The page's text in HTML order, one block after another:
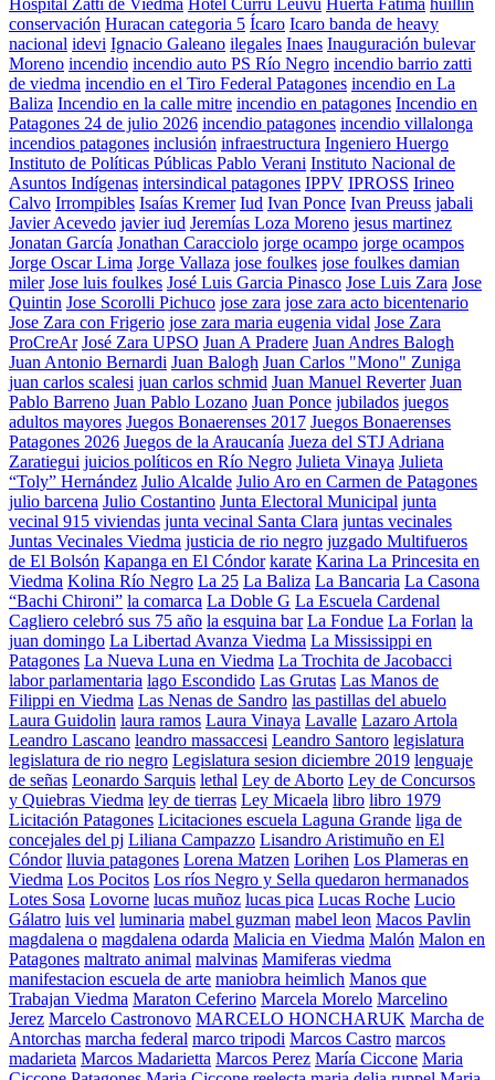
Hospital Zatti de Viedma Hotel Currú Leuvú Huerta Fatima huillín
conservación Huracan categoria 5 Ícaro Icaro banda de heavy
nacional idevi Ignacio Galeano ilegales Inaes Inauguración bulevar
Moreno incendio incendio auto PS Río Negro incendio barrio zatti
de viedma incendio en el Tiro Federal Patagones incendio en La
Baliza Incendio en la calle mitre incendio en patagones Incendio en
Patagones 24 de julio 2026 incendio patagones incendio villalonga
incendios patagones inclusión infraestructura Ingeniero Huergo
Instituto de Políticas Públicas Pablo Verani Instituto Nacional de
Asuntos Indígenas intersindical patagones IPPV IPROSS Irineo
Calvo Irrompibles Isaías Kremer Iud Ivan Ponce Ivan Preuss jabali
Javier Acevedo javier iud Jeremías Loza Moreno jesus martinez
Jonatan García Jonathan Caracciolo jorge ocampo jorge ocampos
Jorge Oscar Lima Jorge Vallaza jose foulkes jose foulkes damian
miler Jose luis foulkes José Luis Garcia Pinasco Jose Luis Zara Jose
Quintin Jose Scorolli Pichuco jose zara jose zara acto bicentenario
Jose Zara con Frigerio jose zara maria eugenia vidal Jose Zara
ProCreAr José Zara UPSO Juan A Pradere Juan Andres Balogh
Juan Antonio Bernardi Juan Balogh Juan Carlos "Mono" Zuniga
juan carlos scalesi juan carlos schmid Juan Manuel Reverter Juan
Pablo Barreno Juan Pablo Lozano Juan Ponce jubilados juegos
adultos mayores Juegos Bonaerenses 2017 Juegos Bonaerenses
Patagones 2026 Juegos de la Araucanía Jueza del STJ Adriana
Zaratiegui juicios políticos en Río Negro Julieta Vinaya Julieta
“Toly” Hernández Julio Alcalde Julio Aro en Carmen de Patagones
julio barcena Julio Costantino Junta Electoral Municipal junta
vecinal 915 viviendas junta vecinal Santa Clara juntas vecinales
Juntas Vecinales Viedma justicia de rio negro juzgado Multifueros
de El Bolsón Kapanga en El Cóndor karate Karina La Princesita en
Viedma Kolina Río Negro La 25 La Baliza La Bancaria La Casona
“Bachi Chironi” la comarca La Doble G La Escuela Cardenal
Cagliero celebró sus 75 año la esquina bar La Fondue La Forlan la
juan domingo La Libertad Avanza Viedma La Mississippi en
Patagones La Nueva Luna en Viedma La Trochita de Jacobacci
labor parlamentaria lago Escondido Las Grutas Las Manos de
Filippi en Viedma Las Nenas de Sandro las pastillas del abuelo
Laura Guidolin laura ramos Laura Vinaya Lavalle Lazaro Artola
Leandro Lascano leandro massaccesi Leandro Santoro legislatura
legislatura de rio negro Legislatura sesion diciembre 2019 lenguaje
de señas Leonardo Sarquis lethal Ley de Aborto Ley de Concursos
y Quiebras Viedma ley de tierras Ley Micaela libro libro 1979
Licitación Patagones Licitaciones escuela Laguna Grande liga de
concejales del pj Liliana Campazzo Lisandro Aristimuño en El
Cóndor lluvia patagones Lorena Matzen Lorihen Los Plameras en
Viedma Los Pocitos Los ríos Negro y Sella quedaron hermanados
Lotes Sosa Lovorne lucas muñoz lucas pica Lucas Roche Lucio
Gálatro luis vel luminaria mabel guzman mabel leon Macos Pavlin
magdalena o magdalena odarda Malicia en Viedma Malón Malon en
Patagones maltrato animal malvinas Mamiferas viedma
manifestacion escuela de arte maniobra heimlich Manos que
Trabajan Viedma Maraton Ceferino Marcela Morelo Marcelino
Jerez Marcelo Castronovo MARCELO HONCHARUK Marcha de
Antorchas marcha federal marco tripodi Marcos Castro marcos
madarieta Marcos Madarietta Marcos Perez María Ciccone Maria